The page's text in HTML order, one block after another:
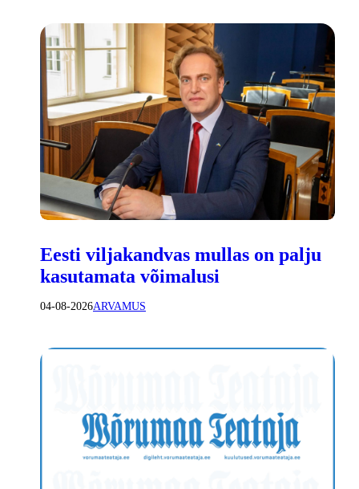
Eesti viljakandvas mullas on palju
kasutamata võimalusi
04-08-2026ARVAMUS